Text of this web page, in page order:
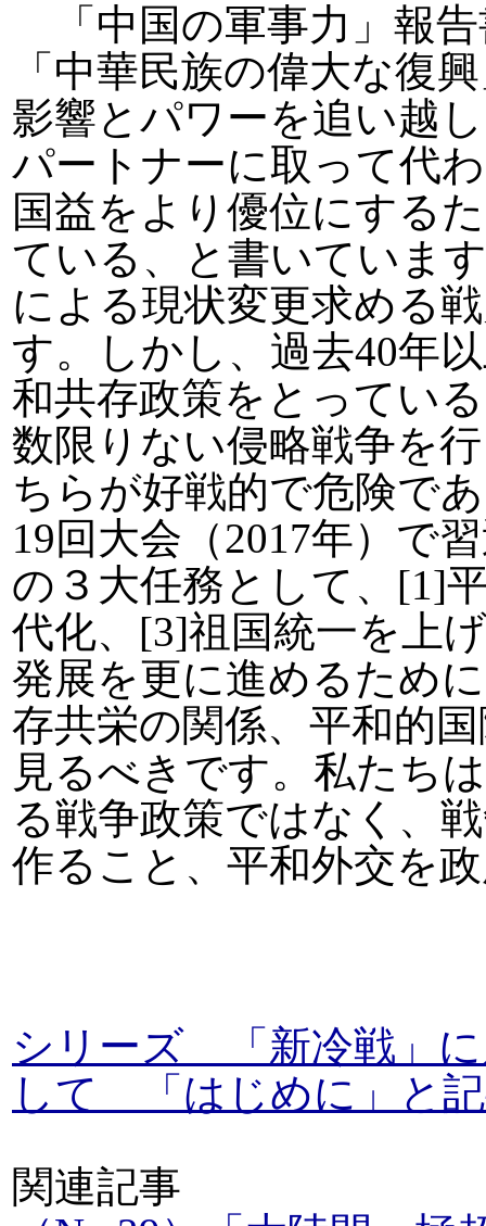
「中国の軍事力」報告
「中華民族の偉大な復
影響とパワーを追い越
パートナーに取って代
国益をより優位にする
ている、と書いていま
による現状変更求める
す。しかし、過去40年
和共存政策をとってい
数限りない侵略戦争を
ちらが好戦的で危険で
19回大会（2017年）で
の３大任務として、[1]
代化、[3]祖国統一を上
発展を更に進めるため
存共栄の関係、平和的
見るべきです。私たち
る戦争政策ではなく、
作ること、平和外交を
シリーズ 「新冷戦」
して 「はじめに」と
関連記事